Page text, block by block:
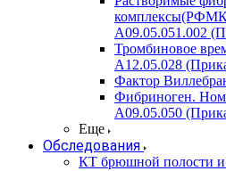
A09.05.051.002
Тромбиновое
A12.05.028
Фактор
Фибриноген.
A09.05.050
Еще
Обследования
КТ брюшной полости